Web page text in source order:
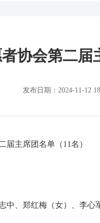
协会第二
发布日期：2024-11-12
届主席团名单（11名）
中、郑红梅（女）、李心